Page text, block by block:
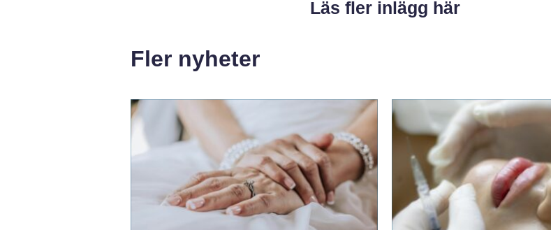
Läs fler inlägg här
Fler nyheter